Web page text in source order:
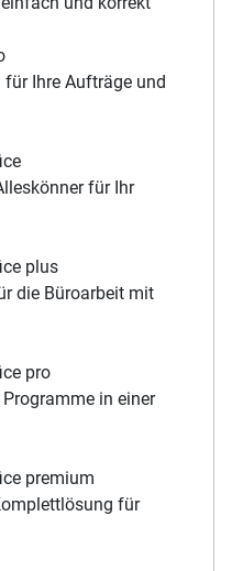
für Ihre Aufträge und
für Ihr
plus
die Büroarbeit mit
pro
in einer
premium
für